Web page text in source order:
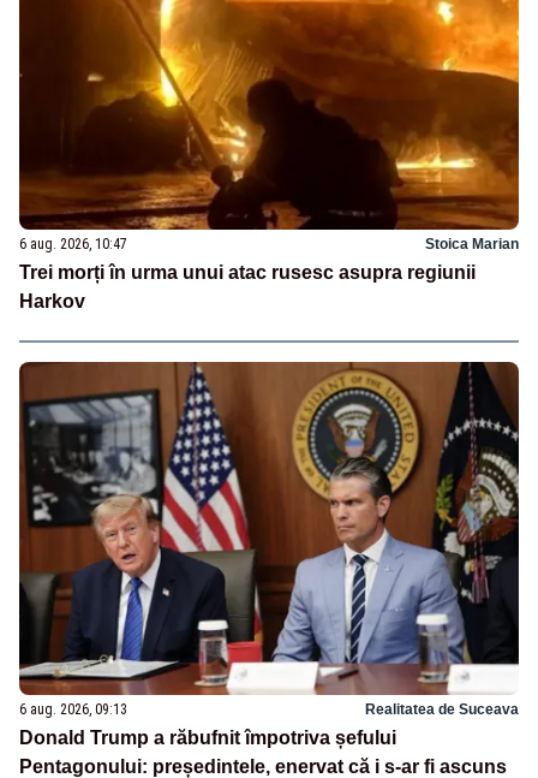
6 aug. 2026, 10:47 Stoica Marian
Trei morți în urma unui atac rusesc asupra regiunii
Harkov
6 aug. 2026, 09:13 Realitatea de Suceava
Donald Trump a răbufnit împotriva șefului
Pentagonului: președintele, enervat că i s-ar fi ascuns